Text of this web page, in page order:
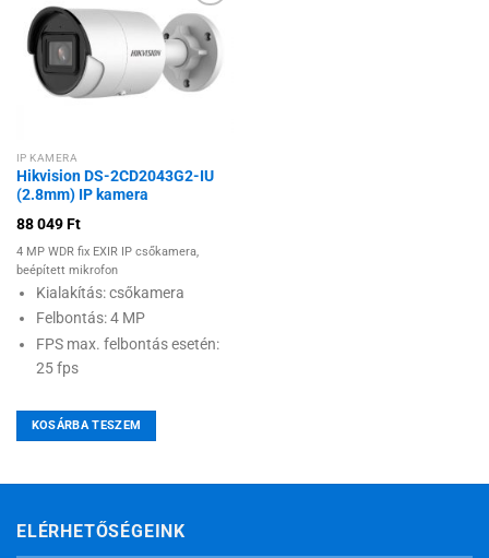
Hozzáadás a
kívánságlistához
IP KAMERA
Hikvision DS-2CD2043G2-IU
(2.8mm) IP kamera
88 049Ft
4 MP WDR fix EXIR IP csőkamera,
beépített mikrofon
Kialakítás: csőkamera
Felbontás: 4 MP
FPS max. felbontás esetén:
25 fps
KOSÁRBA TESZEM
ELÉRHETŐSÉGEINK